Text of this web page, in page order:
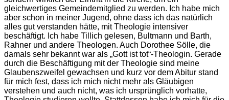
gleichwertiges Gemeindemitglied zu werden. Ich habe mich
aber schon in meiner Jugend, ohne dass ich das natürlich
alles gut verstanden hätte, mit Theologie intensiver
beschäftigt. Ich habe Tillich gelesen, Bultmann und Barth,
Rahner und andere Theologen. Auch Dorothee Sölle, die
damals sehr bekannt war als „Gott ist tot“-Theologin. Gerade
durch die Beschäftigung mit der Theologie sind meine
Glaubenszweifel gewachsen und kurz vor dem Abitur stand
für mich fest, dass ich mich nicht mehr als Gläubigen
verstehen und auch nicht, was ich ursprünglich vorhatte,